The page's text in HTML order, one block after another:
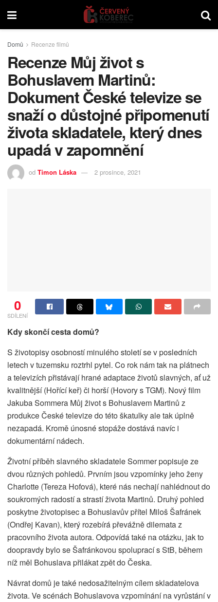
Domů Recenze filmů
Recenze Můj život s
Bohuslavem Martinů:
Dokument České televize se
snaží o důstojné připomenutí
života skladatele, který dnes
upadá v zapomnění
od Timon Láska 2 prosince, 2021
0
SDÍLENÍ
Kdy skončí cesta domů?
S životopisy osobností minulého století se v posledních
letech v tuzemsku roztrhl pytel. Co rok nám tak na plátnech
a televizích přistávají hrané adaptace životů slavných, ať už
kvalitnější (Hořící keř) či horší (Hovory s TGM). Nový film
Jakuba Sommera Můj život s Bohuslavem Martinů z
produkce České televize do této škatulky ale tak úplně
nezapadá. Kromě únosné stopáže dostává navíc i
dokumentární nádech.
Životní příběh slavného skladatele Sommer popisuje ze
dvou různých pohledů. Prvním jsou vzpomínky jeho ženy
Charlotte (Tereza Hofová), které nás nechají nahlédnout do
soukromých radostí a strastí života Martinů. Druhý pohled
poskytne životopisec a Bohuslavův přítel Miloš Šafránek
(Ondřej Kavan), který rozebírá převážně dilemata z
pracovního života autora. Odpovídá také na otázku, jak to
doopravdy bylo se Šafránkovou spoluprací s StB, během
níž měl Bohuslava přilákat zpět do Česka.
Návrat domů je také nedosažitelným cílem skladatelova
života. Ve scénách Bohuslavova vzpomínání na vyrůstání v